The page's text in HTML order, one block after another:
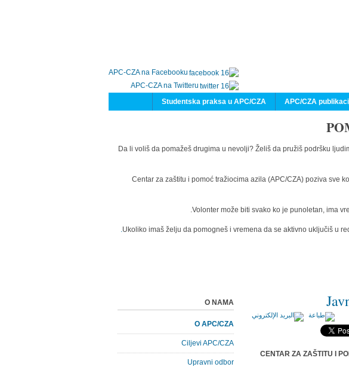
APC-CZA na Facebooku
APC-CZA na Twitteru
APC/CZA
Studentska praksa u APC/CZA
Da li voliš da pomažeš drugima u nevolji? Želiš da pružiš podršku
Centar za zaštitu i pomoć tražiocima azila (APC/CZA) poziva sve
Volonter može biti svako ko je punoletan, ima
Ukoliko imaš želju da pomogneš i vremena da se aktivno uključiš u
CENTAR ZA ZAŠTITU I
O NAMA
O APC/CZA
Ciljevi APC/CZA
Upravni odbor